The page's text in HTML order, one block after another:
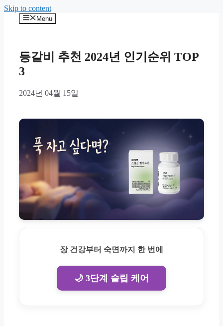
Skip to content
Menu
등갈비 추천 2024년 인기순위 TOP
3
2024년 04월 15일
장 건강부터 숙면까지 한 번에
🌙 3단계 슬립 케어